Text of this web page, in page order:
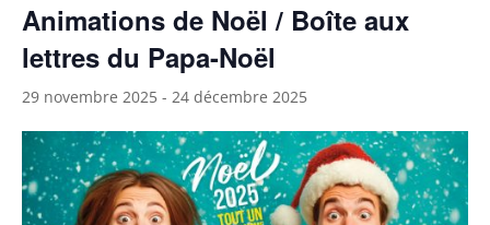
Animations de Noël / Boîte aux
lettres du Papa-Noël
29 novembre 2025 - 24 décembre 2025